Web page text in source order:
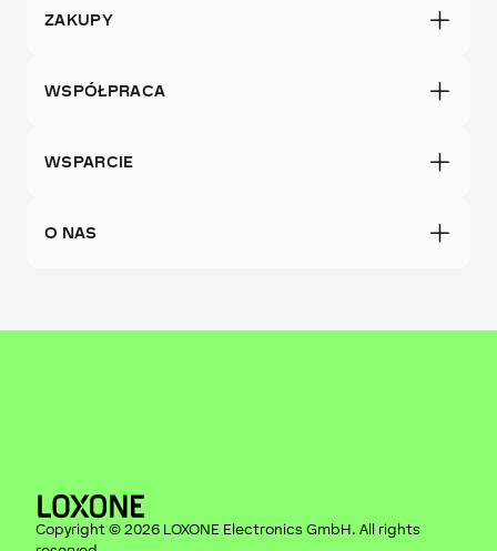
ZAKUPY
WSPÓŁPRACA
WSPARCIE
O NAS
Copyright © 2026 LOXONE Electronics GmbH. All rights